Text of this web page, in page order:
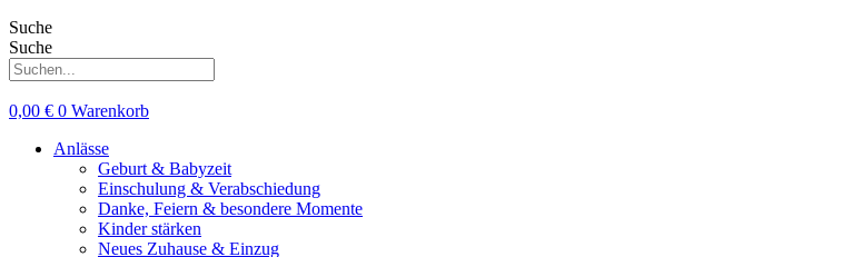
Suche
Suche
0,00 € 0 Warenkorb
Anlässe
Geburt & Babyzeit
Einschulung & Verabschiedung
Danke, Feiern & besondere Momente
Kinder stärken
Neues Zuhause & Einzug